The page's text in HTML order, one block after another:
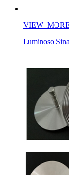
VIEW_MORE
Luminoso